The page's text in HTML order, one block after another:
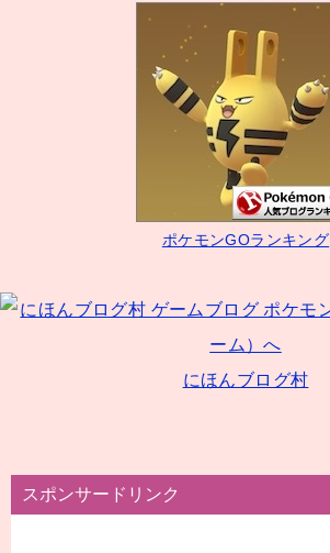
ポケモンGOランキング
にほんブログ村
スポンサードリンク